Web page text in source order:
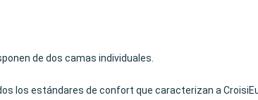
de dos camas individuales.
los estándares de confort que caracterizan a